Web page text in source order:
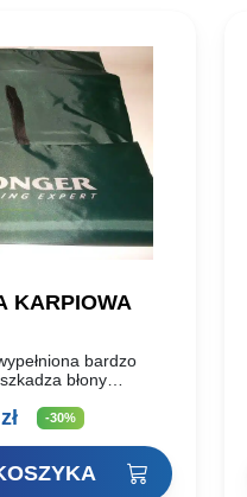
KARPIOWA
bardzo
błony
składa na
złAktualna
cena
wynosi:
-30%